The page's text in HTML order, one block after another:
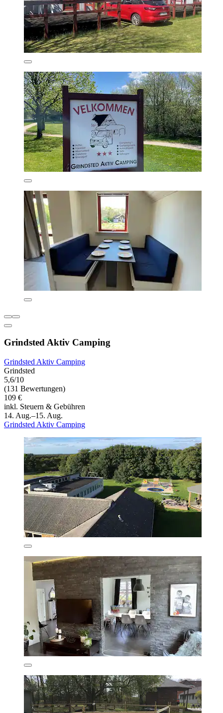
Grindsted Aktiv Camping
Grindsted Aktiv Camping
Grindsted
5,6/10
(131 Bewertungen)
109 €
inkl. Steuern & Gebühren
14. Aug.–15. Aug.
Grindsted Aktiv Camping